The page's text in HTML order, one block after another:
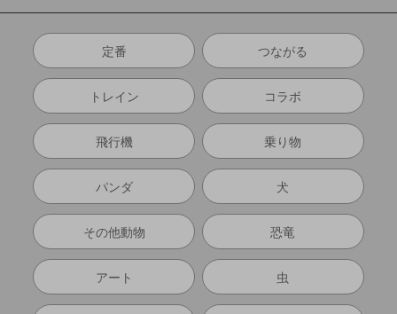
定番 つながる
トレイン コラボ
飛行機 乗り物
パンダ 犬
その他動物 恐竜
アート 虫